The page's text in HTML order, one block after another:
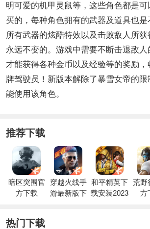
明可爱的机甲灵鼠等，这些角色都是
买的，每种角色拥有的武器及道具也
所有武器的炫酷特效以及击败敌人所
永远不变的。游戏中需要不断击退敌人
才能获得各种金币以及经验等的奖励
牌驾驶员！新版本解除了暴雪女帝的
能使用该角色。
推荐下载
暗区突围官
方下载
穿越火线手
游最新版下
和平精英下
载安装2023
荒野
方
热门下载